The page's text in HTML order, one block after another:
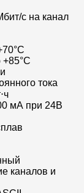
с на канал
тока
мА при 24В
каналов и